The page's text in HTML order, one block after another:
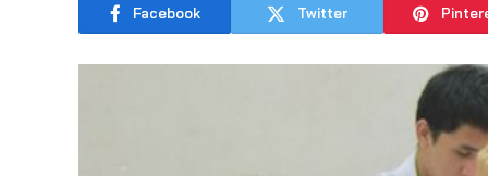
Facebook Twitter